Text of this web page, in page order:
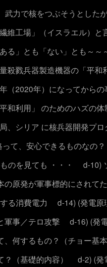
武力で核をつぶそうとした
維工場」（イスラエル）と
る」とも「ない」とも～～
殺戮兵器製造機器の「平
（2020年）になってからの
和利用」 のためのハズの
、シリア に核兵器開発プ
て、安心できるものなの？
のを見ても ・・・
d-10)
の原発が軍事標的にされて
る消費電力
d-14) (発電
軍事／テロ攻撃
d-16) (発
、何するもの？（チョー基
（基礎的内容）
d-2) (発